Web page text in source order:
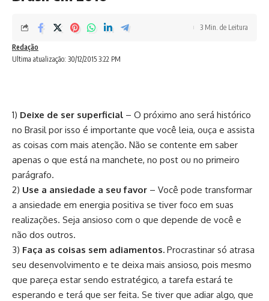
Ultima atualização: 30/12/2015 3:22 PM
Redação
3 Min. de Leitura
1) Deixe de ser superficial – O próximo ano será histórico
no Brasil por isso é importante que você leia, ouça e assista
as coisas com mais atenção. Não se contente em saber
apenas o que está na manchete, no post ou no primeiro
parágrafo.
2) Use a ansiedade a seu favor – Você pode transformar
a ansiedade em energia positiva se tiver foco em suas
realizações. Seja ansioso com o que depende de você e
não dos outros.
3) Faça as coisas sem adiamentos. Procrastinar só atrasa
seu desenvolvimento e te deixa mais ansioso, pois mesmo
que pareça estar sendo estratégico, a tarefa estará te
esperando e terá que ser feita. Se tiver que adiar algo, que